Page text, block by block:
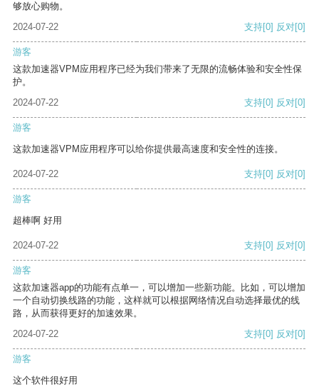
够放心购物。
2024-07-22
支持[0] 反对[0]
游客
这款加速器VPM应用程序已经为我们带来了无限的流畅体验和安全性保
护。
2024-07-22
支持[0] 反对[0]
游客
这款加速器VPM应用程序可以给你提供最高速度和安全性的连接。
2024-07-22 支持[0] 反对[0]
游客
超棒啊 好用
2024-07-22 支持[0] 反对[0]
游客
这款加速器app的功能有点单一，可以增加一些新功能。比如，可以增加
一个自动切换线路的功能，这样就可以根据网络情况自动选择最优的线
路，从而获得更好的加速效果。
2024-07-22
支持[0] 反对[0]
游客
这个软件很好用